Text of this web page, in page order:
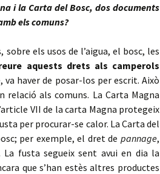
i la Carta del Bosc, dos documents
els comuns?
els usos de l’aigua, el bosc, les
aquests drets als camperols
va haver de posar-los per escrit. Això
als comuns. La Carta Magna
VII de la carta Magna protegeix
per procurar-se calor. La Carta del
per exemple, el dret de pannage,
fusta segueix sent avui en dia la
que s’han estès altres productes